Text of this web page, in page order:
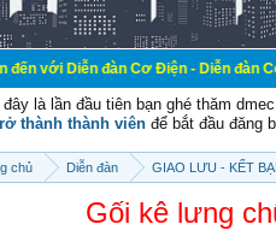
Diễn đàn Cơ Điện - Diễn đàn Cơ
đây là lần đầu tiên bạn ghé thăm
thành thành viên để bắt đầu đăng
chủ Diễn đàn GIAO LƯU - KẾT
Gối kê lưng